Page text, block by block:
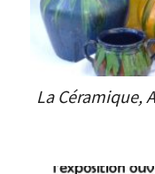
La Céramique,